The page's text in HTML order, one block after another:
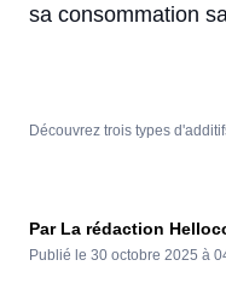
sa consommation
Découvrez trois types
Par La rédaction
Publié le 30 octobre 2025 à